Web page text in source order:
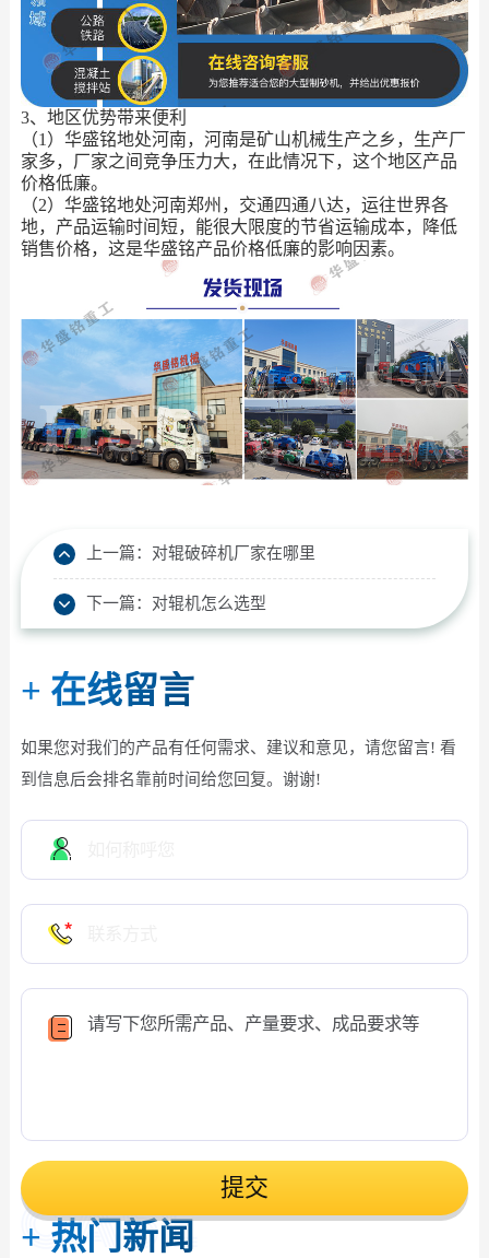
3、地区优势带来便利
（1）华盛铭地处河南，河南是矿山机械生产之乡，生产厂
家多，厂家之间竞争压力大，在此情况下，这个地区产品
价格低廉。
（2）华盛铭地处河南郑州，交通四通八达，运往世界各
地，产品运输时间短，能很大限度的节省运输成本，降低
销售价格，这是华盛铭产品价格低廉的影响因素。
上一篇： 对辊破碎机厂家在哪里
下一篇： 对辊机怎么选型
+ 在线留言
如果您对我们的产品有任何需求、建议和意见，请您留言! 看
到信息后会排名靠前时间给您回复。谢谢!
提交
+ 热门新闻